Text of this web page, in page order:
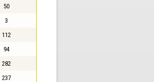
50
3
112
94
282
237